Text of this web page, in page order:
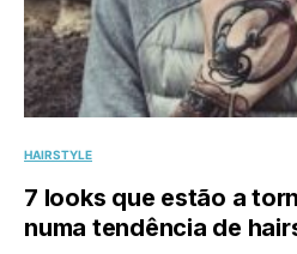
HAIRSTYLE
7 looks que estão a
numa tendência de